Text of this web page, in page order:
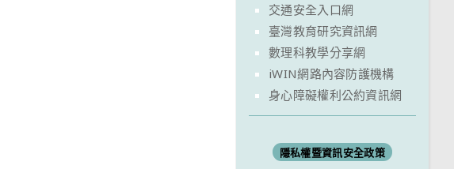
交通安全入口網
臺灣教育研究資訊網
數理科教學分享網
iWIN網路內容防護機構
身心障礙權利公約資訊網
隱私權暨資訊安全政策